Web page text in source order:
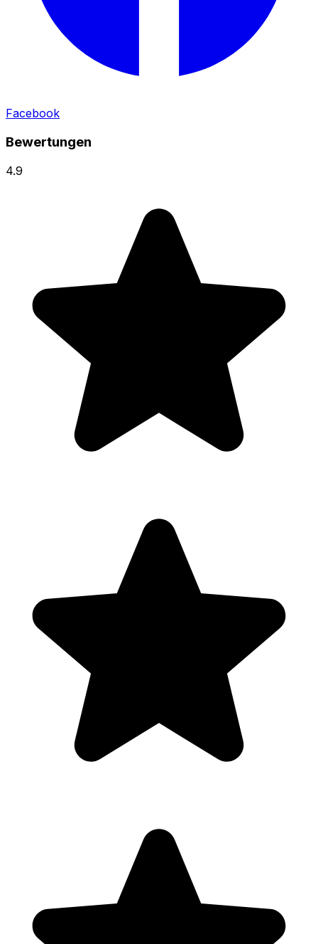
Facebook
Bewertungen
4.9